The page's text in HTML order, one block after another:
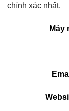
chính xác nhất.
Máy